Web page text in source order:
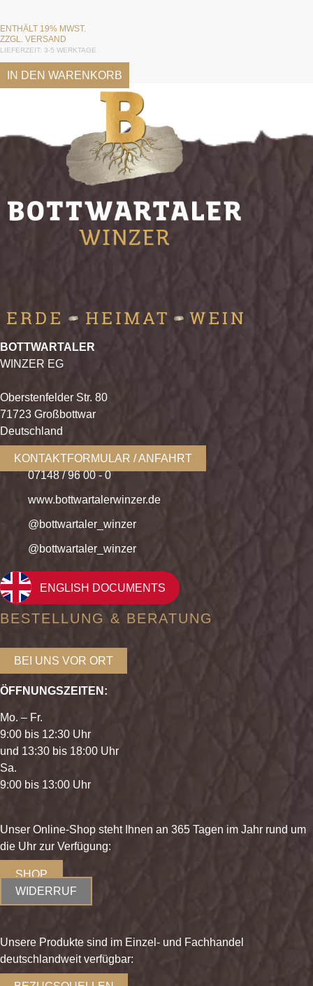
ENTHÄLT 19% MWST.
ZZGL. VERSAND
LIEFERZEIT: 3-5 WERKTAGE
IN DEN WARENKORB
BOTTWARTALER
WINZER EG
Oberstenfelder Str. 80
71723 Großbottwar
Deutschland
KONTAKTFORMULAR / ANFAHRT
07148 / 96 00 - 0
www.bottwartalerwinzer.de
@bottwartaler_winzer
@bottwartaler_winzer
ENGLISH DOCUMENTS
BESTELLUNG & BERATUNG
BEI UNS VOR ORT
ÖFFNUNGSZEITEN:
Mo. – Fr.
9:00 bis 12:30 Uhr
und 13:30 bis 18:00 Uhr
Sa.
9:00 bis 13:00 Uhr
Unser Online-Shop steht Ihnen an 365 Tagen im Jahr rund um
die Uhr zur Verfügung:
SHOP
WIDERRUF
Unsere Produkte sind im Einzel- und Fachhandel
deutschlandweit verfügbar: